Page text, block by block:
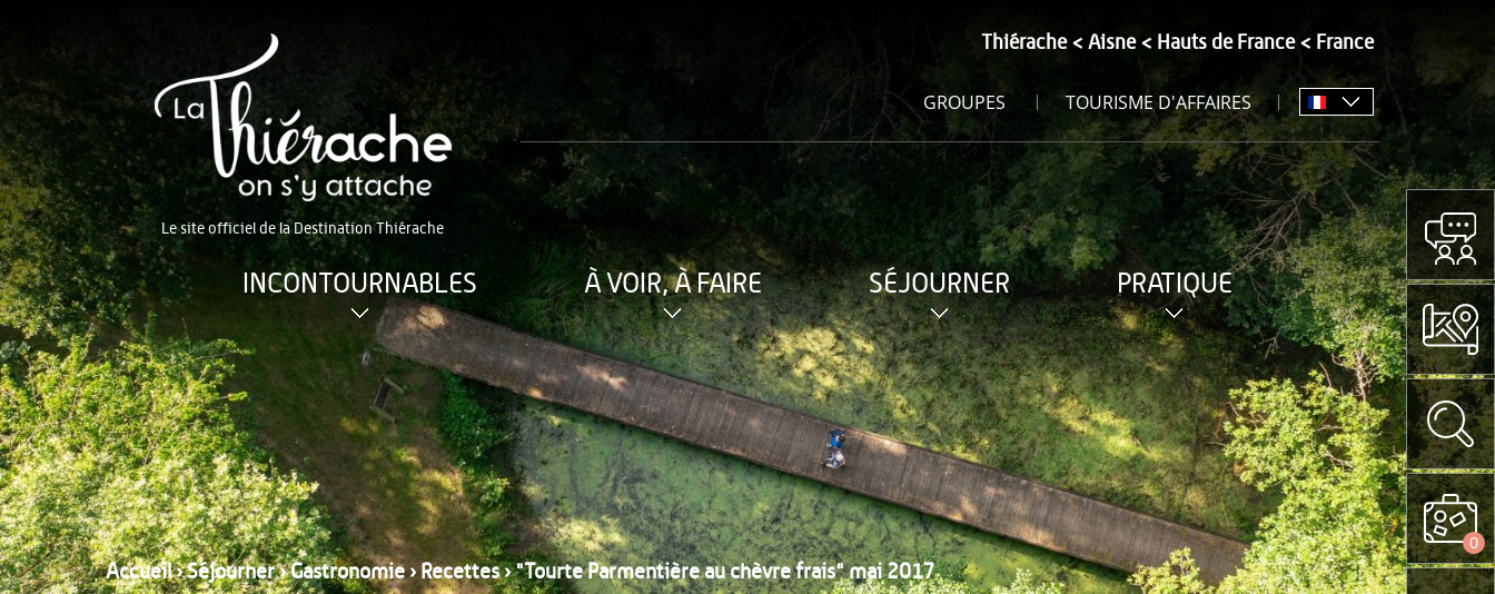
Le site officiel de la Destination Thiérache
Thiérache Aisne Hauts de France France
GROUPES TOURISME D'AFFAIRES
INCONTOURNABLES À VOIR, À FAIRE SÉJOURNER PRATIQUE
Accueil›Séjourner›Gastronomie›Recettes›"Tourte Parmentière au chèvre frais" mai 2017
0